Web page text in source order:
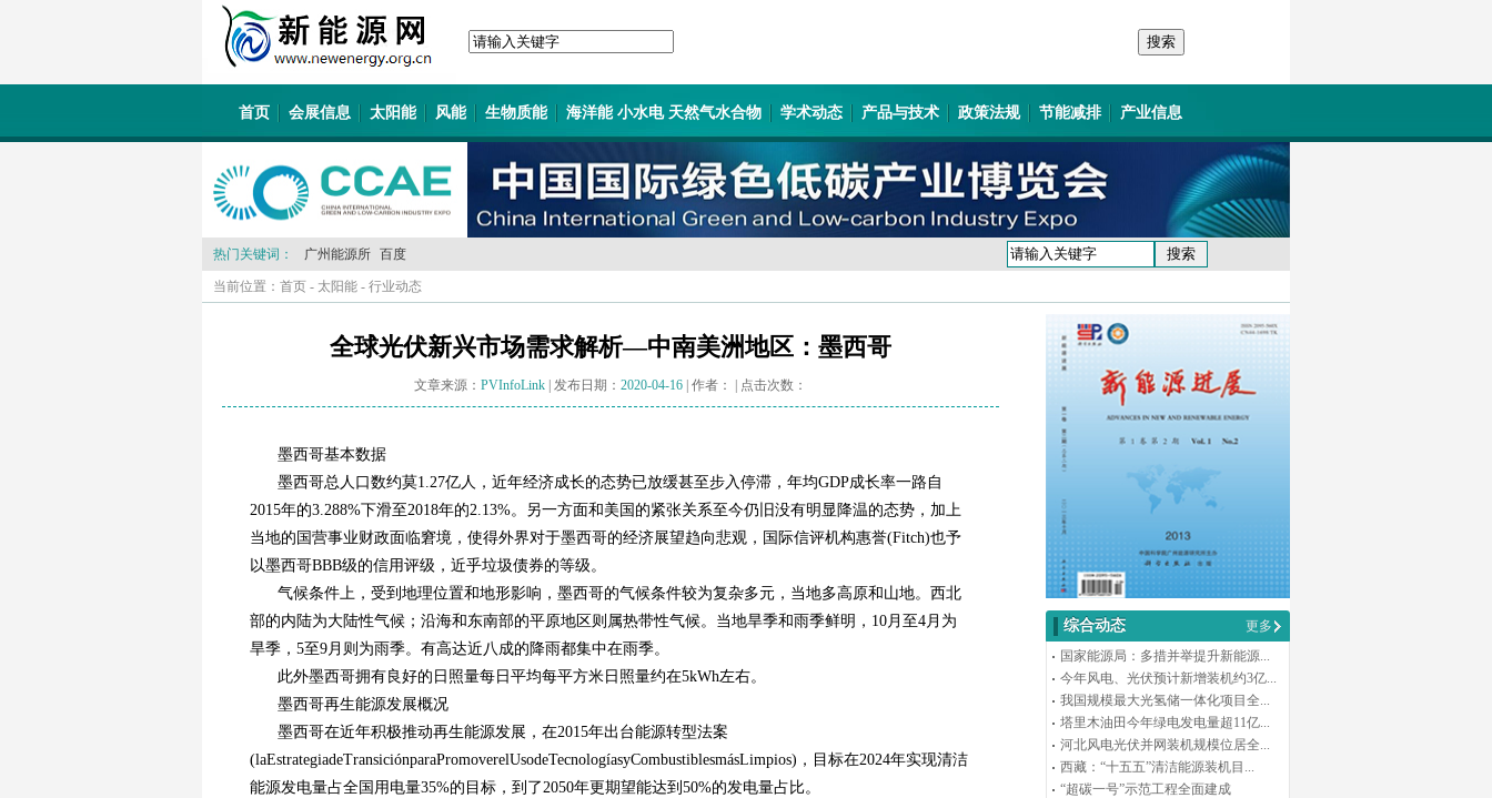
首页 会展信息 太阳能 风能 生物质能 海洋能 小水电 天然气水合物 学术动态 产品与技术 政策法规 节能减排 产业信息
热门关键词： 广州能源所 百度
当前位置： 首页 - 太阳能 - 行业动态
全球光伏新兴市场需求解析―中南美洲地区：墨西哥
文章来源： PVInfoLink | 发布日期： 2020-04-16 | 作者： | 点击次数：
墨西哥基本数据
墨西哥总人口数约莫1.27亿人，近年经济成长的态势已放缓甚至步入停滞，年均GDP成长率一路自
2015年的3.288%下滑至2018年的2.13%。另一方面和美国的紧张关系至今仍旧没有明显降温的态势，加上
当地的国营事业财政面临窘境，使得外界对于墨西哥的经济展望趋向悲观，国际信评机构惠誉(Fitch)也予
以墨西哥BBB级的信用评级，近乎垃圾债券的等级。
气候条件上，受到地理位置和地形影响，墨西哥的气候条件较为复杂多元，当地多高原和山地。西北
部的内陆为大陆性气候；沿海和东南部的平原地区则属热带性气候。当地旱季和雨季鲜明，10月至4月为
旱季，5至9月则为雨季。有高达近八成的降雨都集中在雨季。
此外墨西哥拥有良好的日照量每日平均每平方米日照量约在5kWh左右。
墨西哥再生能源发展概况
墨西哥在近年积极推动再生能源发展，在2015年出台能源转型法案
(laEstrategiadeTransiciónparaPromoverelUsodeTecnologíasyCombustiblesmásLimpios)，目标在2024年实现清洁
能源发电量占全国用电量35%的目标，到了2050年更期望能达到50%的发电量占比。
综合动态
更多
国家能源局：多措并举提升新能源...
今年风电、光伏预计新增装机约3亿...
我国规模最大光氢储一体化项目全...
塔里木油田今年绿电发电量超11亿...
河北风电光伏并网装机规模位居全...
西藏：“十五五”清洁能源装机目...
“超碳一号”示范工程全面建成